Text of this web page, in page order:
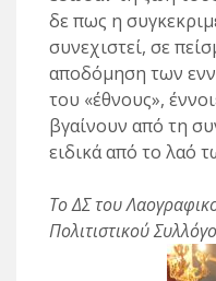
δε πως η
συνεχιστεί, σε
αποδόμηση των
του «έθνους»,
βγαίνουν από τη
ειδικά από το λαό
Το ΔΣ του
Πολιτιστικού